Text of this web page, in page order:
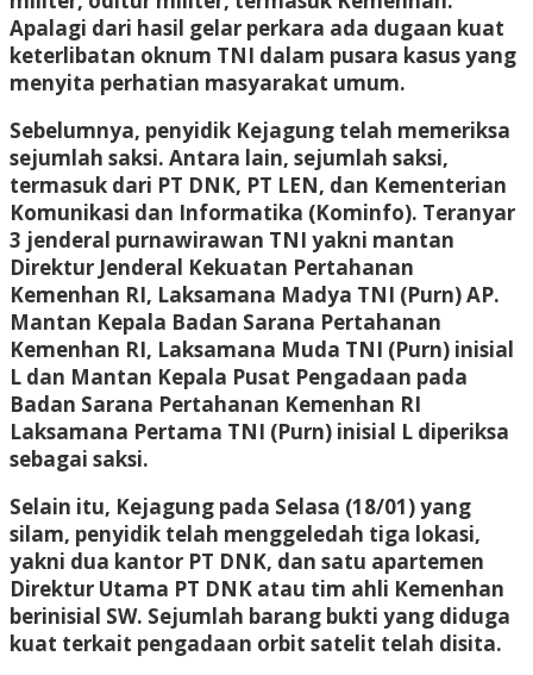
Apalagi dari hasil gelar perkara ada dugaan kuat
keterlibatan oknum TNI dalam pusara kasus yang
menyita perhatian masyarakat umum.
Sebelumnya, penyidik Kejagung telah memeriksa
sejumlah saksi. Antara lain, sejumlah saksi,
termasuk dari PT DNK, PT LEN, dan Kementerian
Komunikasi dan Informatika (Kominfo). Teranyar
3 jenderal purnawirawan TNI yakni mantan
Direktur Jenderal Kekuatan Pertahanan
Kemenhan RI, Laksamana Madya TNI (Purn) AP.
Mantan Kepala Badan Sarana Pertahanan
Kemenhan RI, Laksamana Muda TNI (Purn) inisial
L dan Mantan Kepala Pusat Pengadaan pada
Badan Sarana Pertahanan Kemenhan RI
Laksamana Pertama TNI (Purn) inisial L diperiksa
sebagai saksi.
Selain itu, Kejagung pada Selasa (18/01) yang
silam, penyidik telah menggeledah tiga lokasi,
yakni dua kantor PT DNK, dan satu apartemen
Direktur Utama PT DNK atau tim ahli Kemenhan
berinisial SW. Sejumlah barang bukti yang diduga
kuat terkait pengadaan orbit satelit telah disita.